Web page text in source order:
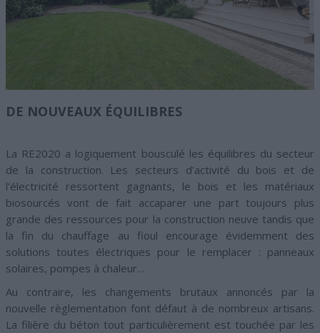
DE NOUVEAUX ÉQUILIBRES
La RE2020 a logiquement bousculé les équilibres du secteur
de la construction. Les secteurs d’activité du bois et de
l’électricité ressortent gagnants, le bois et les matériaux
biosourcés vont de fait accaparer une part toujours plus
grande des ressources pour la construction neuve tandis que
la fin du chauffage au fioul encourage évidemment des
solutions toutes électriques pour le remplacer : panneaux
solaires, pompes à chaleur…
Au contraire, les changements brutaux annoncés par la
nouvelle règlementation font défaut à de nombreux artisans.
La filière du béton tout particulièrement est touchée par les